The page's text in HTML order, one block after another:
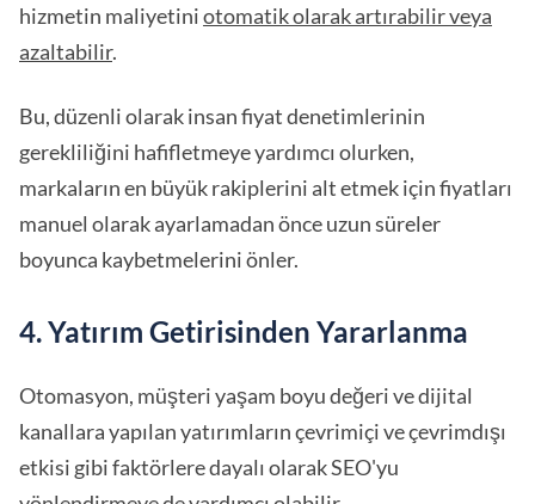
hizmetin maliyetiniotomatik olarak artırabilir veya
azaltabilir.
Bu, düzenli olarak insan fiyat denetimlerinin
gerekliliğini hafifletmeye yardımcı olurken,
markaların en büyük rakiplerini alt etmek için fiyatları
manuel olarak ayarlamadan önce uzun süreler
boyunca kaybetmelerini önler.
4. Yatırım Getirisinden Yararlanma
Otomasyon, müşteri yaşam boyu değeri ve dijital
kanallara yapılan yatırımların çevrimiçi ve çevrimdışı
etkisi gibi faktörlere dayalı olarak SEO'yu